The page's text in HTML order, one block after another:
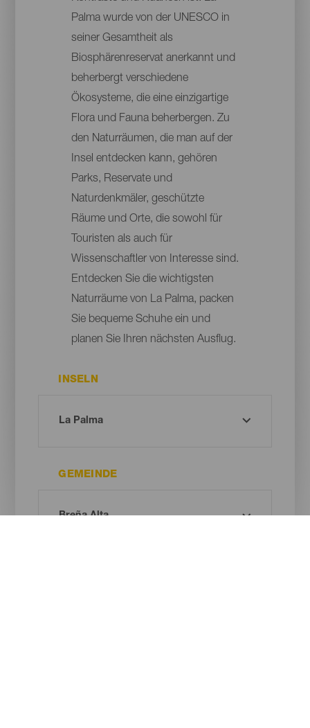
Palma wurde von der UNESCO in
seiner Gesamtheit als
Biosphärenreservat anerkannt und
beherbergt verschiedene
Ökosysteme, die eine einzigartige
Flora und Fauna beherbergen. Zu
den Naturräumen, die man auf der
Insel entdecken kann, gehören
Parks, Reservate und
Naturdenkmäler, geschützte
Räume und Orte, die sowohl für
Touristen als auch für
Wissenschaftler von Interesse sind.
Entdecken Sie die wichtigsten
Naturräume von La Palma, packen
Sie bequeme Schuhe ein und
planen Sie Ihren nächsten Ausflug.
INSELN
GEMEINDE